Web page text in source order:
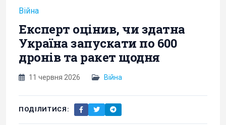
Війна
Експерт оцінив, чи здатна
Україна запускати по 600
дронів та ракет щодня
11 червня 2026 Війна
ПОДІЛИТИСЯ: